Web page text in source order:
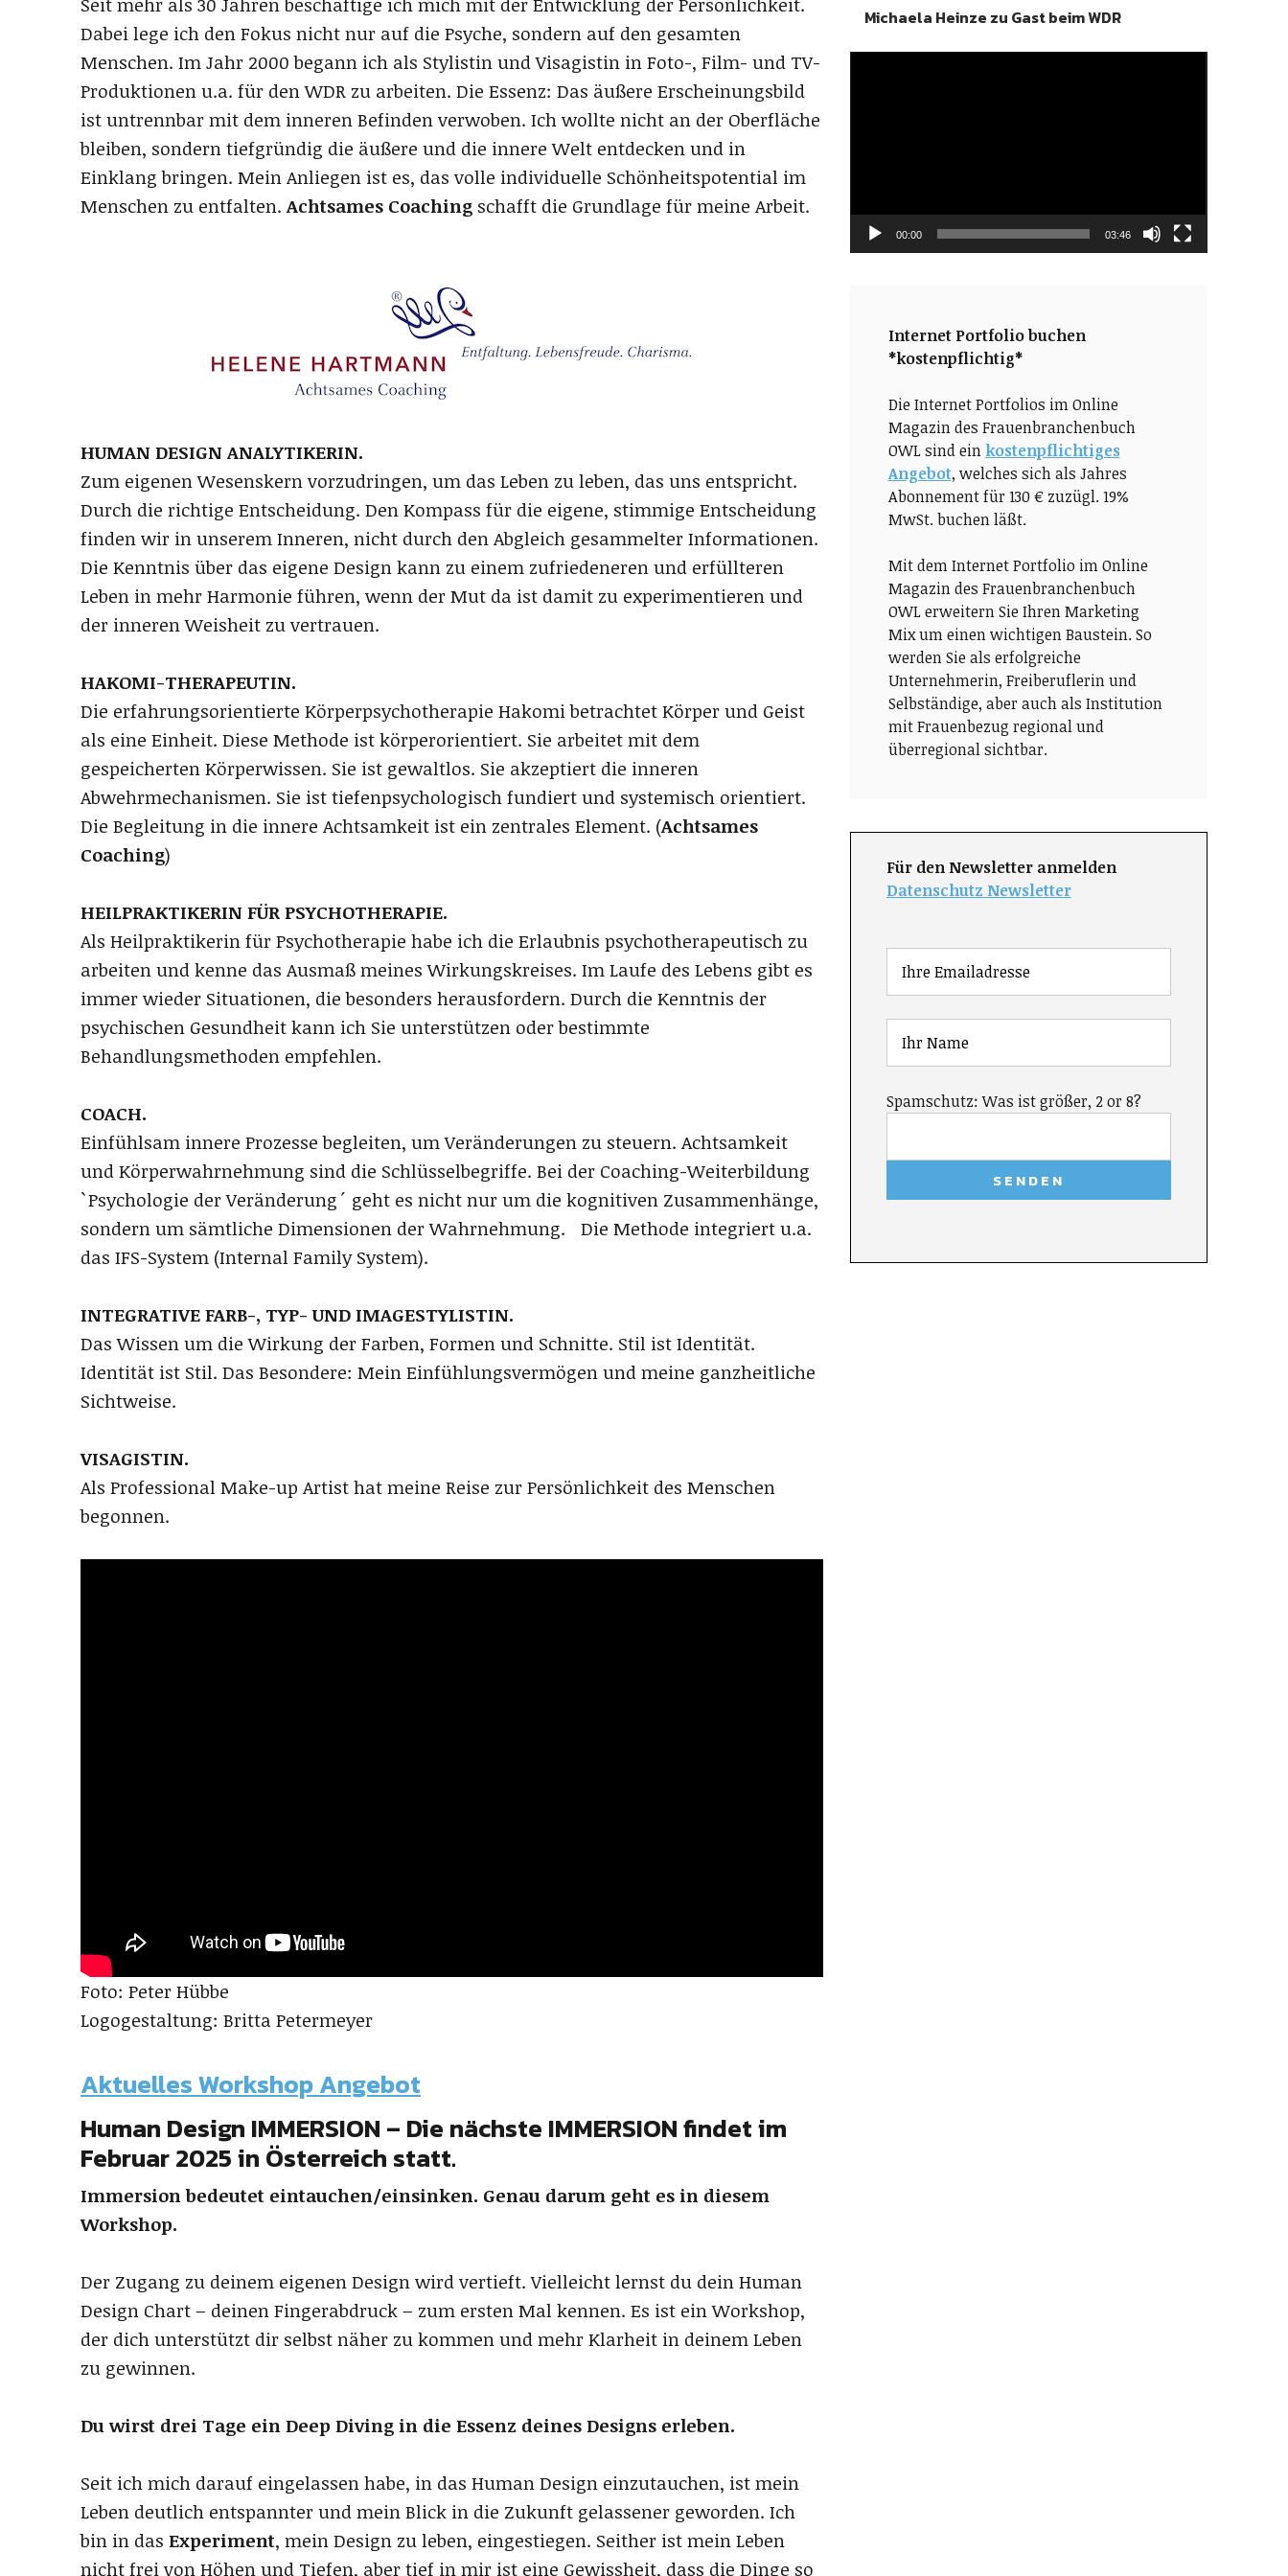
Seit mehr als 30 Jahren beschäftige ich mich mit der Entwicklung der Persönlichkeit.
Dabei lege ich den Fokus nicht nur auf die Psyche, sondern auf den gesamten
Menschen. Im Jahr 2000 begann ich als Stylistin und Visagistin in Foto-, Film- und TV-
Produktionen u.a. für den WDR zu arbeiten. Die Essenz: Das äußere Erscheinungsbild
ist untrennbar mit dem inneren Befinden verwoben. Ich wollte nicht an der Oberfläche
bleiben, sondern tiefgründig die äußere und die innere Welt entdecken und in
Einklang bringen. Mein Anliegen ist es, das volle individuelle Schönheitspotential im
Menschen zu entfalten.Achtsames Coaching schafft die Grundlage für meine Arbeit.
HUMAN DESIGN ANALYTIKERIN.
Zum eigenen Wesenskern vorzudringen, um das Leben zu leben, das uns entspricht.
Durch die richtige Entscheidung. Den Kompass für die eigene, stimmige Entscheidung
finden wir in unserem Inneren, nicht durch den Abgleich gesammelter Informationen.
Die Kenntnis über das eigene Design kann zu einem zufriedeneren und erfüllteren
Leben in mehr Harmonie führen, wenn der Mut da ist damit zu experimentieren und
der inneren Weisheit zu vertrauen.
HAKOMI-THERAPEUTIN.
Die erfahrungsorientierte Körperpsychotherapie Hakomi betrachtet Körper und Geist
als eine Einheit. Diese Methode ist körperorientiert. Sie arbeitet mit dem
gespeicherten Körperwissen. Sie ist gewaltlos. Sie akzeptiert die inneren
Abwehrmechanismen. Sie ist tiefenpsychologisch fundiert und systemisch orientiert.
Die Begleitung in die innere Achtsamkeit ist ein zentrales Element. (Achtsames
Coaching)
HEILPRAKTIKERIN FÜR PSYCHOTHERAPIE.
Als Heilpraktikerin für Psychotherapie habe ich die Erlaubnis psychotherapeutisch zu
arbeiten und kenne das Ausmaß meines Wirkungskreises. Im Laufe des Lebens gibt es
immer wieder Situationen, die besonders herausfordern. Durch die Kenntnis der
psychischen Gesundheit kann ich Sie unterstützen oder bestimmte
Behandlungsmethoden empfehlen.
COACH.
Einfühlsam innere Prozesse begleiten, um Veränderungen zu steuern. Achtsamkeit
und Körperwahrnehmung sind die Schlüsselbegriffe. Bei der Coaching-Weiterbildung
`Psychologie der Veränderung´ geht es nicht nur um die kognitiven Zusammenhänge,
sondern um sämtliche Dimensionen der Wahrnehmung. Die Methode integriert u.a.
das IFS-System (Internal Family System).
INTEGRATIVE FARB-, TYP- UND IMAGESTYLISTIN.
Das Wissen um die Wirkung der Farben, Formen und Schnitte. Stil ist Identität.
Identität ist Stil. Das Besondere: Mein Einfühlungsvermögen und meine ganzheitliche
Sichtweise.
VISAGISTIN.
Als Professional Make-up Artist hat meine Reise zur Persönlichkeit des Menschen
begonnen.
Foto: Peter Hübbe
Logogestaltung: Britta Petermeyer
Aktuelles Workshop Angebot
Human Design IMMERSION – Die nächste IMMERSION findet im
Februar 2025 in Österreich statt.
Immersion bedeutet eintauchen/einsinken. Genau darum geht es in diesem
Workshop.
Der Zugang zu deinem eigenen Design wird vertieft. Vielleicht lernst du dein Human
Design Chart – deinen Fingerabdruck – zum ersten Mal kennen. Es ist ein Workshop,
der dich unterstützt dir selbst näher zu kommen und mehr Klarheit in deinem Leben
zu gewinnen.
Du wirst drei Tage ein Deep Diving in die Essenz deines Designs erleben.
Seit ich mich darauf eingelassen habe, in das Human Design einzutauchen, ist mein
Leben deutlich entspannter und mein Blick in die Zukunft gelassener geworden. Ich
bin in das Experiment, mein Design zu leben, eingestiegen. Seither ist mein Leben
nicht frei von Höhen und Tiefen, aber tief in mir ist eine Gewissheit, dass die Dinge so
Michaela Heinze zu Gast beim WDR
00:00 03:46
Internet Portfolio buchen
*kostenpflichtig*
Die Internet Portfolios im Online
Magazin des Frauenbranchenbuch
OWL sind ein kostenpflichtiges
Angebot, welches sich als Jahres
Abonnement für 130 € zuzügl. 19%
MwSt. buchen läßt.
Mit dem Internet Portfolio im Online
Magazin des Frauenbranchenbuch
OWL erweitern Sie Ihren Marketing
Mix um einen wichtigen Baustein. So
werden Sie als erfolgreiche
Unternehmerin, Freiberuflerin und
Selbständige, aber auch als Institution
mit Frauenbezug regional und
überregional sichtbar.
Für den Newsletter anmelden
Datenschutz Newsletter
Spamschutz: Was ist größer, 2 or 8?